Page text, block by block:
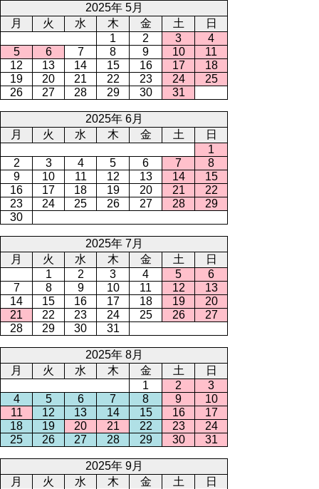
2025年 5月
月
火 水 木 金 土
日
1
2 3
4
5
6 7 8 9 10
11
12
13 14 15 16 17
18
19
20 21 22 23 24
25
26
27 28 29 30 31
2025年 6月
月
火 水 木 金 土
日
1
2
3 4 5 6 7
8
9
10 11 12 13 14
15
16
17 18 19 20 21
22
23
24 25 26 27 28
29
30
2025年 7月
月
火 水 木 金 土
日
1
2 3 4 5
6
7
8 9 10 11 12
13
14
15 16 17 18 19
20
21
22 23 24 25 26
27
28
29 30 31
2025年 8月
月
火 水 木 金 土
日
1
2
3
4
5 6 7 8 9
10
11
12 13 14 15 16
17
18
19 20 21 22 23
24
25
26 27 28 29 30 31
2025年 9月
月
火 水 木 金 土
日